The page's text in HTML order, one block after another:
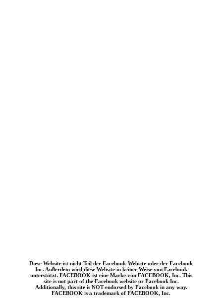
Diese Website ist nicht Teil der Facebook-Website oder der Facebook
Inc. Außerdem wird diese Website in keiner Weise von Facebook
unterstützt. FACEBOOK ist eine Marke von FACEBOOK, Inc. This
site is not part of the Facebook website or Facebook Inc.
Additionally, this site is NOT endorsed by Facebook in any way.
FACEBOOK is a trademark of FACEBOOK, Inc.